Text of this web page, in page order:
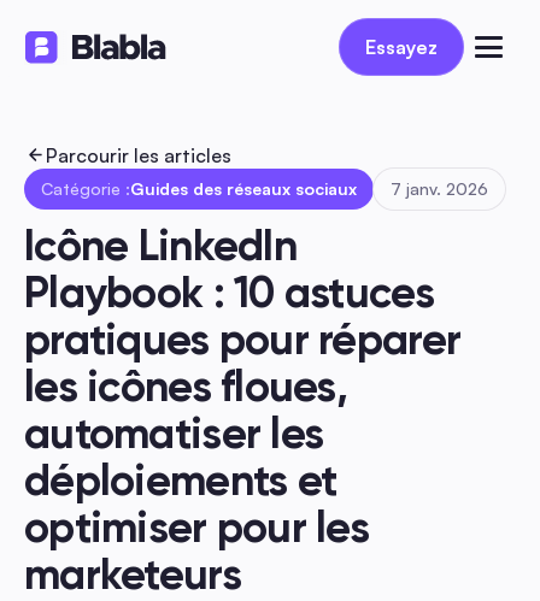
Essayez
Essayez
Parcourir les articles
Catégorie :Guides des réseaux sociaux 7 janv. 2026
Icône LinkedIn
Playbook : 10 astuces
pratiques pour réparer
les icônes floues,
automatiser les
déploiements et
optimiser pour les
marketeurs